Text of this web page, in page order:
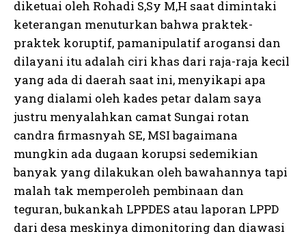
diketuai oleh Rohadi S,Sy M,H saat dimintaki
keterangan menuturkan bahwa praktek-
praktek koruptif, pamanipulatif arogansi dan
dilayani itu adalah ciri khas dari raja-raja kecil
yang ada di daerah saat ini, menyikapi apa
yang dialami oleh kades petar dalam saya
justru menyalahkan camat Sungai rotan
candra firmasnyah SE, MSI bagaimana
mungkin ada dugaan korupsi sedemikian
banyak yang dilakukan oleh bawahannya tapi
malah tak memperoleh pembinaan dan
teguran, bukankah LPPDES atau laporan LPPD
dari desa meskinya dimonitoring dan diawasi